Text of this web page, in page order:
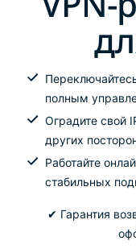
полным
Оградите свой
других
Работайте
стабильных
✔ Гарантия